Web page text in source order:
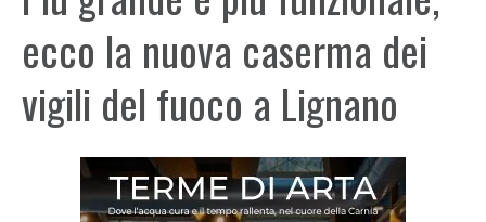
ecco la nuova caserma dei
vigili del fuoco a Lignano